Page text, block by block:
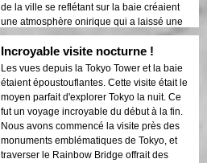
de la ville se reflétant sur la baie créaient
une atmosphère onirique qui a laissé une
impression durable. Cette visite est idéale
pour les visiteurs de première fois qui
souhaitent un mélange d'aventure et de
tourisme. Le contraste entre les structures
modernes de Tokyo et les zones
historiques était magnifiquement mis en
valeur par les lumières nocturnes. Je
recommanderais vivement cette visite à
quiconque !
Incroyable visite nocturne !
Les vues depuis la Tokyo Tower et la baie
étaient époustouflantes. Cette visite était le
moyen parfait d'explorer Tokyo la nuit. Ce
fut un voyage incroyable du début à la fin.
Nous avons commencé la visite près des
monuments emblématiques de Tokyo, et
traverser le Rainbow Bridge offrait des